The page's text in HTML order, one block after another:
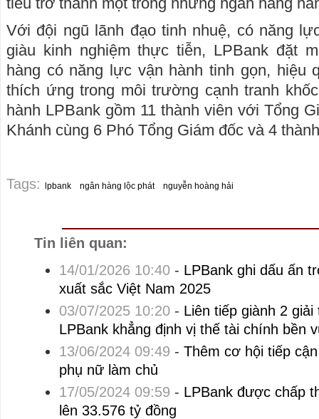
Với đội ngũ lãnh đạo tinh nhuệ, có năng
giàu kinh nghiệm thực tiễn, LPBank đặt
hàng có năng lực vận hành tinh gọn, hiệu
thích ứng trong môi trường cạnh tranh
hành LPBank gồm 11 thành viên với Tổng
Khánh cùng 6 Phó Tổng Giám đốc và 4
Tags: lpbank ngân hàng lộc phát nguyễn hoàng hải
Tin liên quan:
14/01/2026 10:40- LPBank ghi dấu ấn
xuất sắc Việt Nam 2025
03/07/2025 10:20- Liên tiếp giành 2
LPBank khẳng định vị thế tài chính bền
13/06/2024 09:49 - Thêm cơ hội tiếp
phụ nữ làm chủ
17/05/2024 09:59 - LPBank được chấp
lên 33.576 tỷ đồng